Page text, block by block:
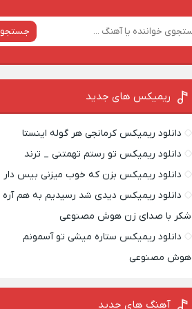
جستجو
ریمیکس‌ های جدید
دانلود ریمیکس کرمانجی هر گوله اینستا
دانلود ریمیکس تو رستم تهمتنی _ ترند
دانلود ریمیکس بزن که خوب میزنی بیس دار
دانلود ریمیکس دیدی شد رسیدیم به هم آره
شکر با صدای زن هوش مصنوعی
دانلود ریمیکس ستاره میشی تو آسمونم
هوش مصنوعی
آهنگ های جدید